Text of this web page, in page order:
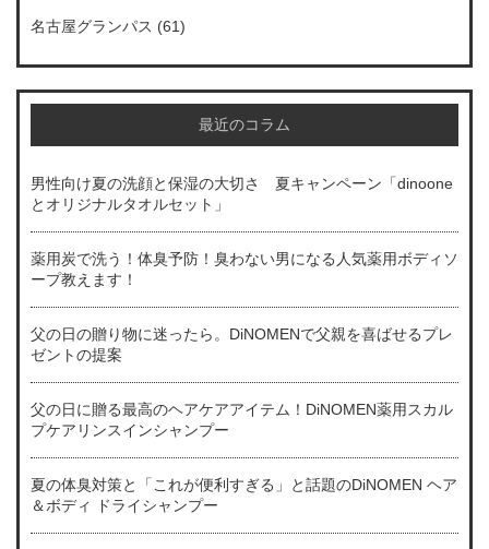
名古屋グランパス (61)
最近のコラム
男性向け夏の洗顔と保湿の大切さ 夏キャンペーン「dinoone
とオリジナルタオルセット」
薬用炭で洗う！体臭予防！臭わない男になる人気薬用ボディソ
ープ教えます！
父の日の贈り物に迷ったら。DiNOMENで父親を喜ばせるプレ
ゼントの提案
父の日に贈る最高のヘアケアアイテム！DiNOMEN薬用スカル
プケアリンスインシャンプー
夏の体臭対策と「これが便利すぎる」と話題のDiNOMEN ヘア
＆ボディ ドライシャンプー